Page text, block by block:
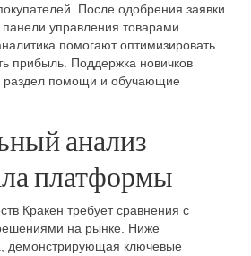
После одобрения заявки
управления товарами.
помогают оптимизировать
прибыль. Поддержка новичков
раздел помощи и обучающие
анализ
платформы
Кракен требует сравнения с
на рынке. Ниже
демонстрирующая ключевые